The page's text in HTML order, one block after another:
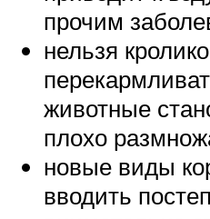
прочим
нельзя
животные
плохо
новые виды
вводить